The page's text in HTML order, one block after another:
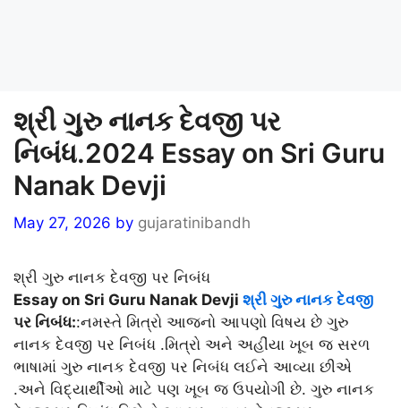
શ્રી ગુરુ નાનક દેવજી પર
નિબંધ.2024 Essay on Sri Guru
Nanak Devji
May 27, 2026 by gujaratinibandh
શ્રી ગુરુ નાનક દેવજી પર નિબંધ
Essay on Sri Guru Nanak Devji શ્રી ગુરુ નાનક દેવજી
પર નિબંધ::નમસ્તે મિત્રો આજનો આપણો વિષય છે ગુરુ
નાનક દેવજી પર નિબંધ .મિત્રો અને અહીંયા ખૂબ જ સરળ
ભાષામાં ગુરુ નાનક દેવજી પર નિબંધ લઈને આવ્યા છીએ
.અને વિદ્યાર્થીઓ માટે પણ ખૂબ જ ઉપયોગી છે. ગુરુ નાનક